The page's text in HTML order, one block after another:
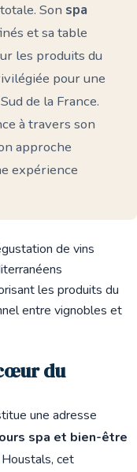
Son spa
et sa table
les produits du
pour une
de la France.
à travers son
approche
expérience
de vins
les produits du
entre vignobles et
du
une adresse
spa et bien-être
cet